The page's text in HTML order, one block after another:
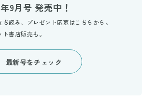
9月号 発売中！
読み、プレゼント応募はこちらから。
書店販売も。
最新号をチェック